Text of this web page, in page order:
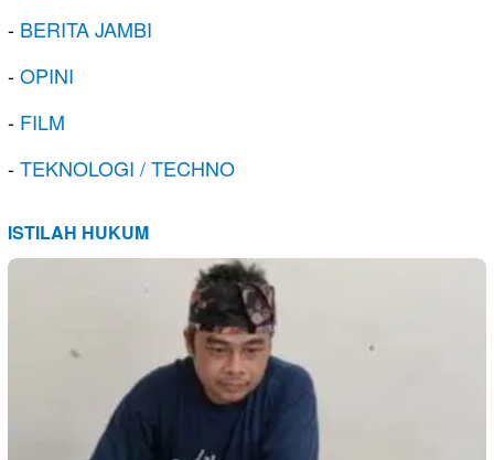
- BERITA JAMBI
-OPINI
- FILM
-TEKNOLOGI / TECHNO
ISTILAH HUKUM